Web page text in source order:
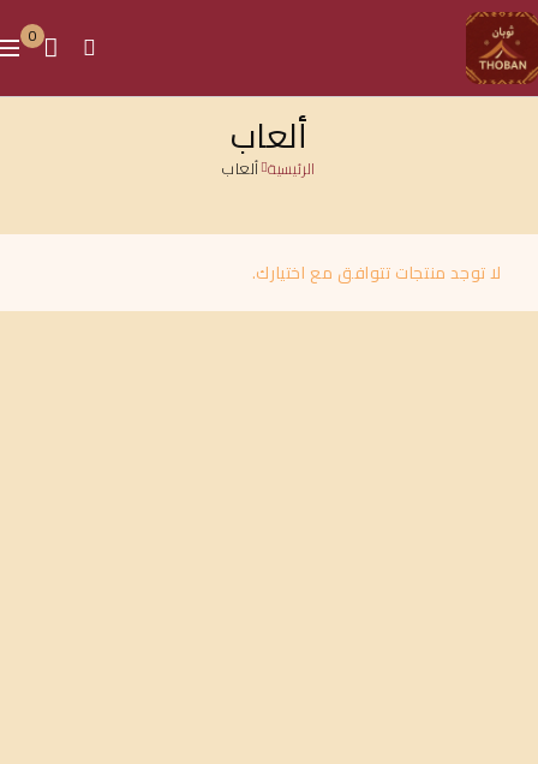
0
ألعاب
الرئيسية ألعاب
لا توجد منتجات تتوافق مع اختيارك.